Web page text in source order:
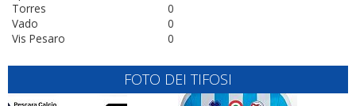
0
Torres
0
Vado
0
Vis Pesaro
FOTO DEI TIFOSI